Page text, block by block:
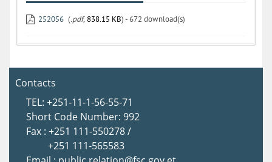
252056 (.pdf, 838.15 KB) - 672 download(s)
Contacts
TEL: +251-11-1-56-55-71
Short Code Number: 992
Fax : +251 111-550278 /
+251 111-565583